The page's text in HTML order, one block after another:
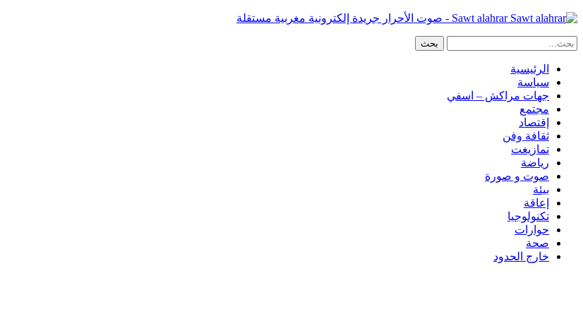
Sawt alahrar - صوت الأحرار جريدة إلكترونية مغربية مستقلة
الرئيسية
سياسة
جهات مراكش – اسفي
مجتمع
إقتصاد
ثقافة وفن
تمازيغت
رياضة
صوت و صورة
بيئة
إعاقة
تكنولوجيا
حوارات
صحة
خارج الحدود